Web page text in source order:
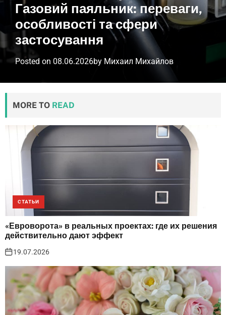
Газовий паяльник: переваги,
особливості та сфери
застосування
Posted on 08.06.2026by Михаил Михайлов
MORE TO READ
СТАТЬИ
«Евроворота» в реальных проектах: где их решения
действительно дают эффект
19.07.2026